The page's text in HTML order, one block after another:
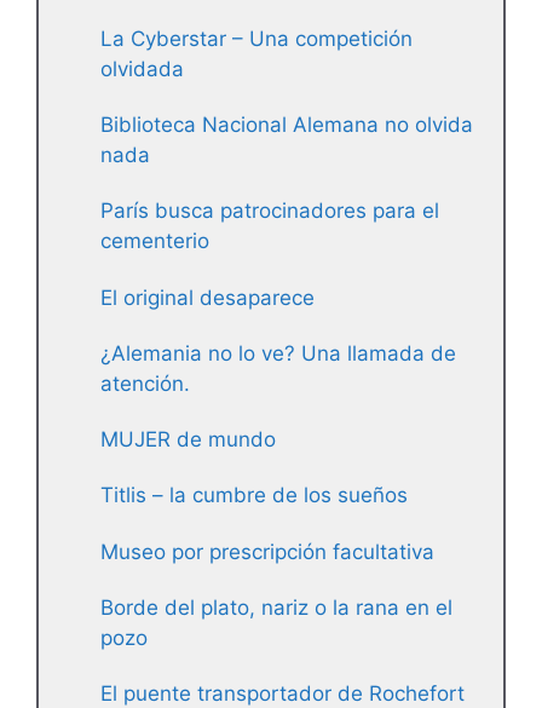
La Cyberstar – Una competición
olvidada
Biblioteca Nacional Alemana no olvida
nada
París busca patrocinadores para el
cementerio
El original desaparece
¿Alemania no lo ve? Una llamada de
atención.
MUJER de mundo
Titlis – la cumbre de los sueños
Museo por prescripción facultativa
Borde del plato, nariz o la rana en el
pozo
El puente transportador de Rochefort